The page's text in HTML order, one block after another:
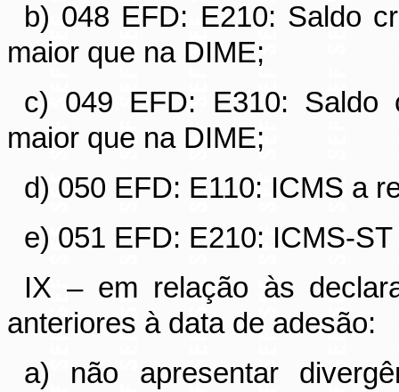
b) 048 EFD: E210: Saldo
maior que na DIME;
c) 049 EFD: E310: Saldo
maior que na DIME;
d) 050 EFD: E110: ICMS a
e) 051 EFD: E210: ICMS-
IX – em relação às
anteriores à data de adesão:
a) não apresentar